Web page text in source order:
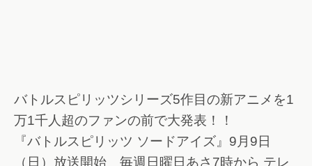
バトルスピリッツシリーズ5作目の新アニメを1
万1千人超のファンの前で大発表！！
『バトルスピリッツ ソードアイズ』9月9日
（日）放送開始 毎週日曜日あさ7時から テレ